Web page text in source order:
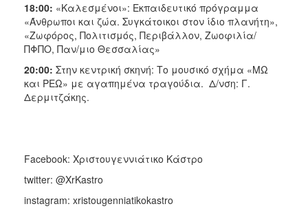
18:00: «Καλεσμένοι»: Εκπαιδευτικό πρόγραμμα
«Άνθρωποι και ζώα. Συγκάτοικοι στον ίδιο πλανήτη»,
«Ζωφόρος, Πολιτισμός, Περιβάλλον, Ζωοφιλία/
ΠΦΠΟ, Παν/μιο Θεσσαλίας»
20:00: Στην κεντρική σκηνή: Το μουσικό σχήμα «ΜΩ
και ΡΕΩ» με αγαπημένα τραγούδια. Δ/νση: Γ.
Δερμιτζάκης.
Facebook: Χριστουγεννιάτικο Κάστρο
twitter: @XrKastro
instagram: xristougenniatikokastro